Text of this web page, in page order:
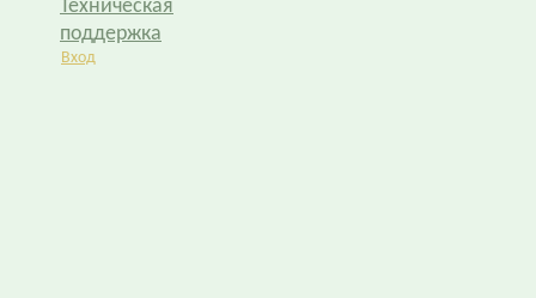
Техническая
поддержка
Вход